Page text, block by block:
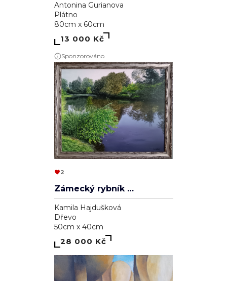
Antonina Gurianova
Plátno
80cm x 60cm
13 000 Kč
Sponzorováno
2
Zámecký rybník v Lednici
Kamila Hajdušková
Dřevo
50cm x 40cm
28 000 Kč